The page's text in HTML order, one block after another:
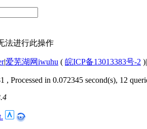
法进行此操作
|爱芜湖网iwuhu ( 皖ICP备13013383号-2 )|
, Processed in 0.072345 second(s), 12